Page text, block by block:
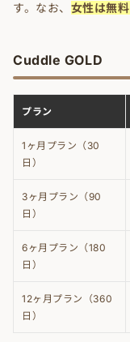
す。なお、 女性は無料
Cuddle GOLD
プラン
1ヶ月プラン（30
日）
3ヶ月プラン（90
日）
6ヶ月プラン（180
日）
12ヶ月プラン（360
日）